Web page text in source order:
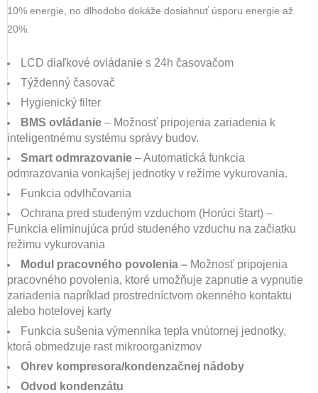
10% energie, no dlhodobo dokáže dosiahnuť úsporu energie až
20%.
LCD diaľkové ovládanie s 24h časovačom
Týždenný časovač
Hygienický filter
BMS ovládanie – Možnosť pripojenia zariadenia k
inteligentnému systému správy budov.
Smart odmrazovanie – Automatická funkcia
odmrazovania vonkajšej jednotky v režime vykurovania.
Funkcia odvlhčovania
Ochrana pred studeným vzduchom (Horúci štart) –
Funkcia eliminujúca prúd studeného vzduchu na začiatku
režimu vykurovania
Modul pracovného povolenia – Možnosť pripojenia
pracovného povolenia, ktoré umožňuje zapnutie a vypnutie
zariadenia napríklad prostredníctvom okenného kontaktu
alebo hotelovej karty
Funkcia sušenia výmenníka tepla vnútornej jednotky,
ktorá obmedzuje rast mikroorganizmov
Ohrev kompresora/kondenzačnej nádoby
Odvod kondenzátu